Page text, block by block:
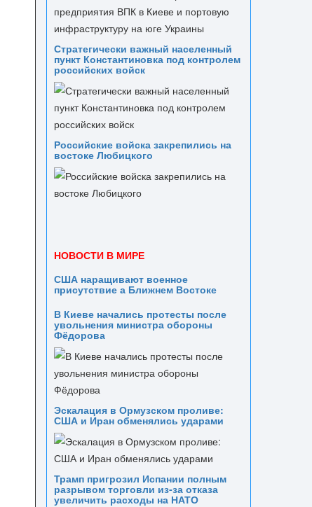
Стратегически важный населенный
пункт Константиновка под контролем
российских войск
Российские войска закрепились на
востоке Любицкого
НОВОСТИ В МИРЕ
США наращивают военное
присутствие а Ближнем Востоке
В Киеве начались протесты после
увольнения министра обороны
Фёдорова
Эскалация в Ормузском проливе:
США и Иран обменялись ударами
Трамп пригрозил Испании полным
разрывом торговли из‑за отказа
увеличить расходы на НАТО